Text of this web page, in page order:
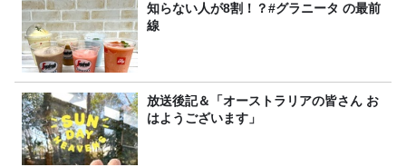
知らない人が8割！？#グラニータ の最前
線
放送後記＆「オーストラリアの皆さん お
はようございます」